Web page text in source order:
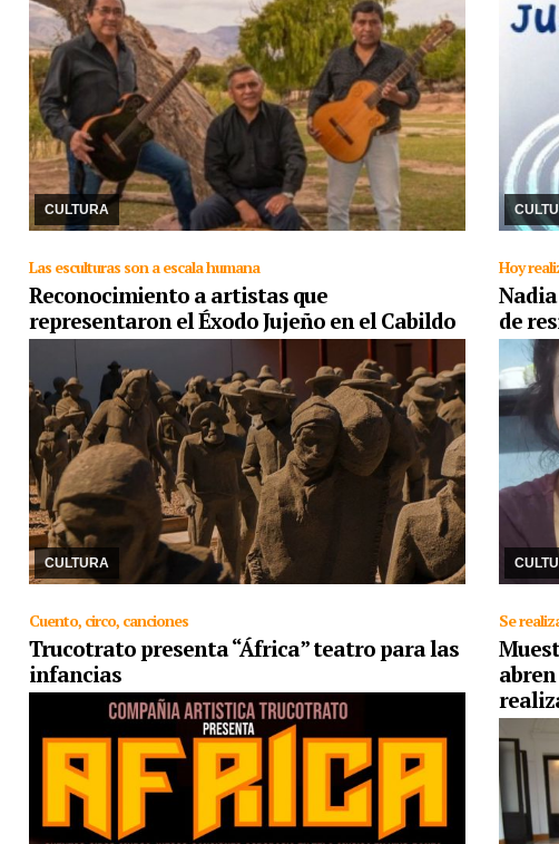
CULTURA
23/11/2024
Se trata de la entrega "Folklore y folkloristas de
Humahuaca: Primera Parte", compilación que fue realizada por el
escritor Luis Orlando Vega, la cua ...
24/10/
y el
Las esculturas son a escala humana
Reconocimiento a artistas que
representaron el Éxodo Jujeño en el Cabildo
CULTURA
03/09/2024 Sin ser invitados a la inauguración, el equipo de
escultores que encabezó Ernesto Figueroa se sintió invisibilizado.
La obra llevó meses de trabajo y ...
Hoy
de
30/08/
Cuento, circo, canciones
Trucotrato presenta “África” teatro para las
infancias
Se